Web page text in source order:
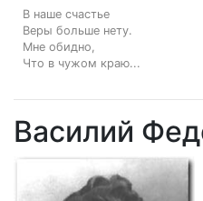
В наше счастье
Веры больше нету.
Мне обидно,
Что в чужом краю...
Василий